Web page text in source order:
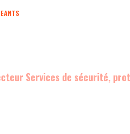
Services de sécurité,